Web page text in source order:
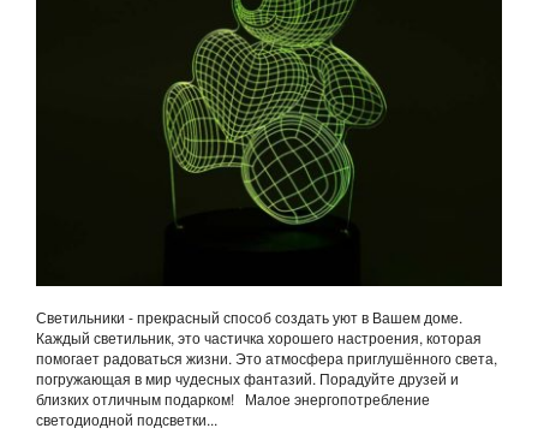
Светильники - прекрасный способ создать уют в Вашем доме.
Каждый светильник, это частичка хорошего настроения, которая
помогает радоваться жизни. Это атмосфера приглушённого света,
погружающая в мир чудесных фантазий. Порадуйте друзей и
близких отличным подарком! Малое энергопотребление
светодиодной подсветки...